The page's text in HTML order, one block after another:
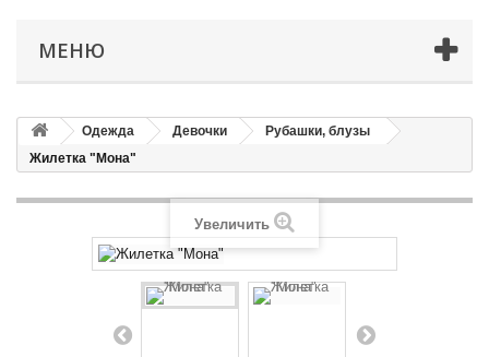
МЕНЮ
Одежда Девочки
Рубашки, блузы
Жилетка "Мона"
Увеличить